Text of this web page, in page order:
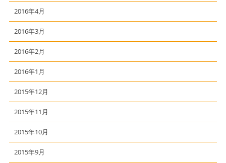
2016年4月
2016年3月
2016年2月
2016年1月
2015年12月
2015年11月
2015年10月
2015年9月